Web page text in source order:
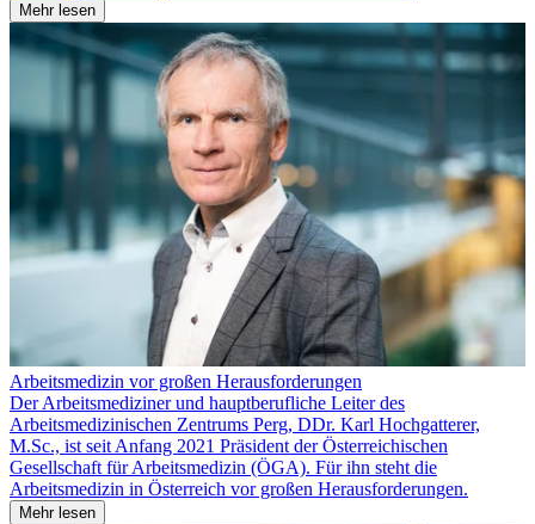
Mehr lesen
Arbeitsmedizin vor großen Herausforderungen
Der Arbeitsmediziner und hauptberufliche Leiter des
Arbeitsmedizinischen Zentrums Perg, DDr. Karl Hochgatterer,
M.Sc., ist seit Anfang 2021 Präsident der Österreichischen
Gesellschaft für Arbeitsmedizin (ÖGA). Für ihn steht die
Arbeitsmedizin in Österreich vor großen Herausforderungen.
Mehr lesen